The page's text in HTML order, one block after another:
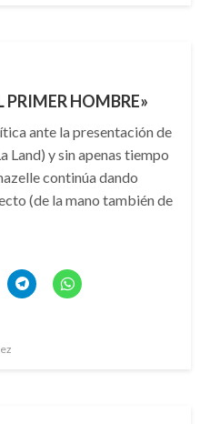
PRIMER HOMBRE»
ante la presentación de
Land) y sin apenas tiempo
continúa dando
(de la mano también de